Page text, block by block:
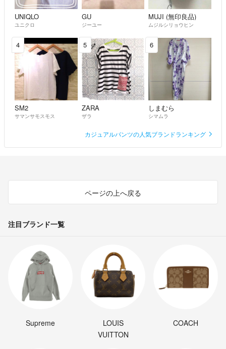
UNIQLO
ユニクロ
GU
ジーユー
MUJI (無印良品)
ムジルシリョウヒン
4
SM2
サマンサモスモス
5
ZARA
ザラ
6
しまむら
シマムラ
カジュアルパンツの人気ブランドランキング
ページの上へ戻る
注目ブランド一覧
Supreme
LOUIS
VUITTON
COACH